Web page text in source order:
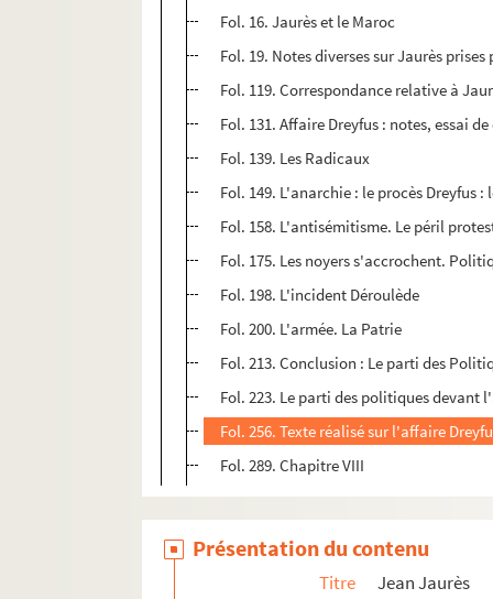
Fol. 16. Jaurès et le Maroc
Fol. 19. Notes diverses sur Jaurès
Fol. 119. Correspondance relative à
Fol. 131. Affaire Dreyfus : notes, essai
Fol. 139. Les Radicaux
Fol. 149. L'anarchie : le procès Dreyfus :
Fol. 158. L'antisémitisme. Le péril
Fol. 175. Les noyers s'accrochent.
Fol. 198. L'incident Déroulède
Fol. 200. L'armée. La Patrie
Fol. 213. Conclusion : Le parti des
Fol. 223. Le parti des politiques
Fol. 256. Texte réalisé sur l'affaire
Fol. 289. Chapitre VIII
Présentation du contenu
Titre
Jean Jaurès